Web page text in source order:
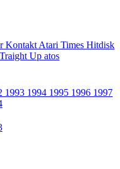
Kontakt Atari Times Hitdisk
Up atos
1993 1994 1995 1996 1997